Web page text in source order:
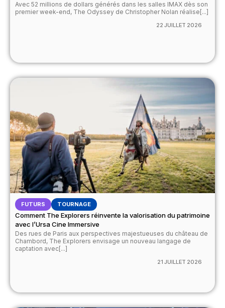
Avec 52 millions de dollars générés dans les salles IMAX dès son
premier week-end, The Odyssey de Christopher Nolan réalise[...]
22 JUILLET 2026
FUTURS TOURNAGE
Comment The Explorers réinvente la valorisation du patrimoine
avec l’Ursa Cine Immersive
Des rues de Paris aux perspectives majestueuses du château de
Chambord, The Explorers envisage un nouveau langage de
captation avec[...]
21 JUILLET 2026